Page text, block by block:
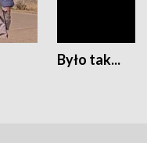
Było tak...